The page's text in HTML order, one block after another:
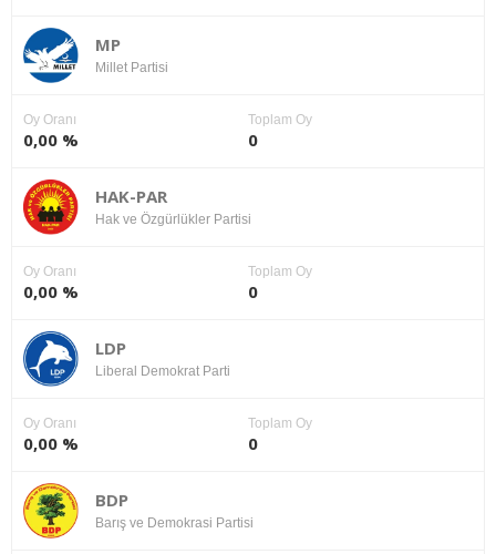
MP
Millet Partisi
Oy Oranı
0,00 %
Toplam Oy
0
HAK-PAR
Hak ve Özgürlükler Partisi
Oy Oranı
0,00 %
Toplam Oy
0
LDP
Liberal Demokrat Parti
Oy Oranı
0,00 %
Toplam Oy
0
BDP
Barış ve Demokrasi Partisi